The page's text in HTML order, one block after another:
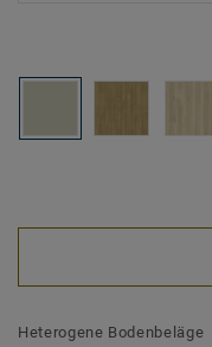
Heterogene Bodenbeläge